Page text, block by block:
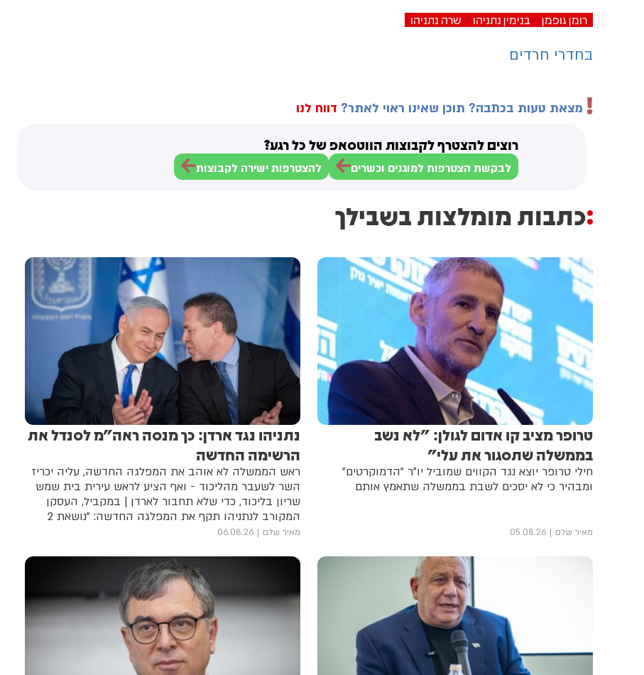
רומן גופמן בנימין נתניהו שרה נתניהו
בחדרי חרדים
מצאת טעות בכתבה? תוכן שאינו ראוי לאתר? דווח לנו
רוצים להצטרף לקבוצות הווטסאפ של כל רגע?
לבקשת הצטרפות למוגנים וכשרים להצטרפות ישירה לקבוצות
כתבות מומלצות בשבילך
טרופר מציב קו אדום לגולן: "לא נשב
בממשלה שתסגור את עלי"
חילי טרופר יוצא נגד הקווים שמוביל יו"ר "הדמוקרטים"
ומבהיר כי לא יסכים לשבת בממשלה שתאמץ אותם
מאיר שלם 05.08.26
נתניהו נגד ארדן: כך מנסה ראה"מ לסנדל את
הרשימה החדשה
ראש הממשלה לא אוהב את המפלגה החדשה, עליה יכריז
השר לשעבר מהליכוד - ואף הציע לראש עירית בית שמש
שריון בליכוד, כדי שלא תחבור לארדן | במקביל, העסקן
המקורב לנתניהו תקף את המפלגה החדשה: "נושאת 2
דגלים: רק לא ביבי ושנאת חרדים"
מאיר שלם 06.08.26